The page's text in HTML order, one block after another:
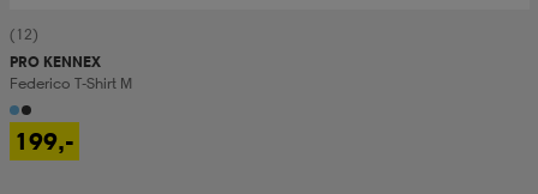
(12)
PRO KENNEX
Federico T-Shirt M
199,-